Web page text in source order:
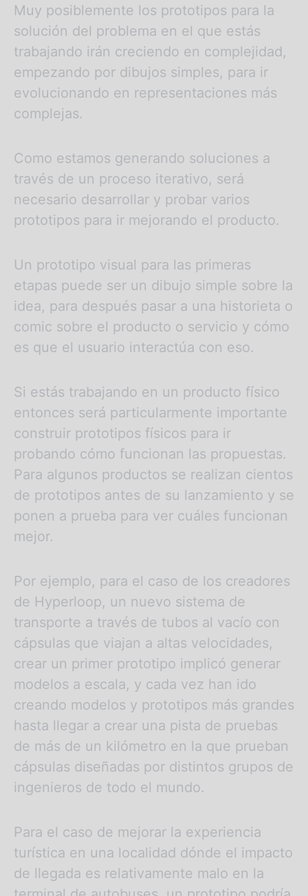
Muy posiblemente los prototipos para la
solución del problema en el que estás
trabajando irán creciendo en complejidad,
empezando por dibujos simples, para ir
evolucionando en representaciones más
complejas.
Como estamos generando soluciones a
través de un proceso iterativo, será
necesario desarrollar y probar varios
prototipos para ir mejorando el producto.
Un prototipo visual para las primeras
etapas puede ser un dibujo simple sobre la
idea, para después pasar a una historieta o
comic sobre el producto o servicio y cómo
es que el usuario interactúa con eso.
Si estás trabajando en un producto físico
entonces será particularmente importante
construir prototipos físicos para ir
probando cómo funcionan las propuestas.
Para algunos productos se realizan cientos
de prototipos antes de su lanzamiento y se
ponen a prueba para ver cuáles funcionan
mejor.
Por ejemplo, para el caso de los creadores
de Hyperloop, un nuevo sistema de
transporte a través de tubos al vacío con
cápsulas que viajan a altas velocidades,
crear un primer prototipo implicó generar
modelos a escala, y cada vez han ido
creando modelos y prototipos más grandes
hasta llegar a crear una pista de pruebas
de más de un kilómetro en la que prueban
cápsulas diseñadas por distintos grupos de
ingenieros de todo el mundo.
Para el caso de mejorar la experiencia
turística en una localidad dónde el impacto
de llegada es relativamente malo en la